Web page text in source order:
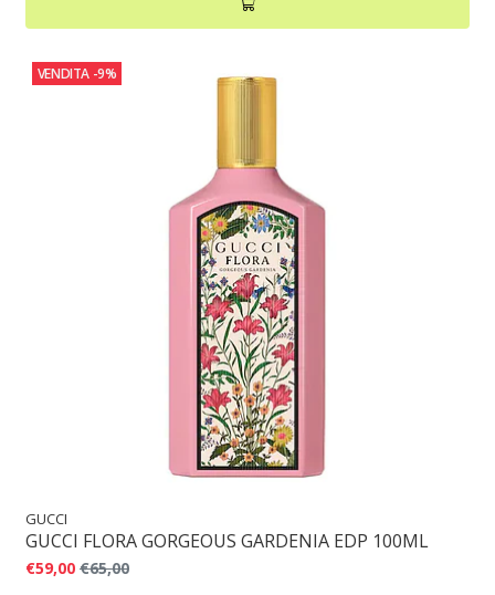
VENDITA -9%
GUCCI
GUCCI FLORA GORGEOUS GARDENIA EDP 100ML
€59,00 €65,00